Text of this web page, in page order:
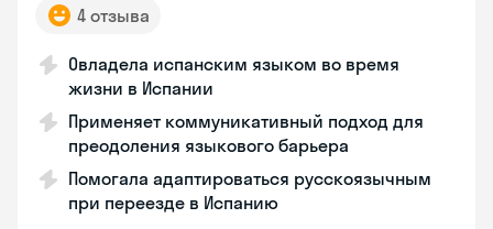
4 отзыва
Овладела испанским языком во время
жизни в Испании
Применяет коммуникативный подход для
преодоления языкового барьера
Помогала адаптироваться русскоязычным
при переезде в Испанию